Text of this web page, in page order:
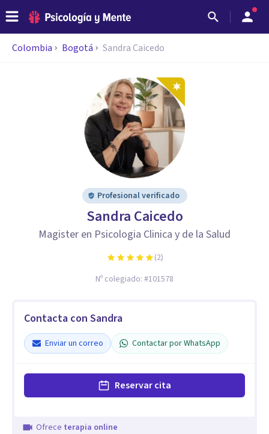
Colombia Bogotá Sandra Caicedo
Profesional verificado
Sandra Caicedo
Magister en Psicologia Clinica y de la Salud
(2)
Nº colegiado: #101578
Contacta con Sandra
Enviar un correo Contactar por WhatsApp
Reservar cita
Ofrece terapia online